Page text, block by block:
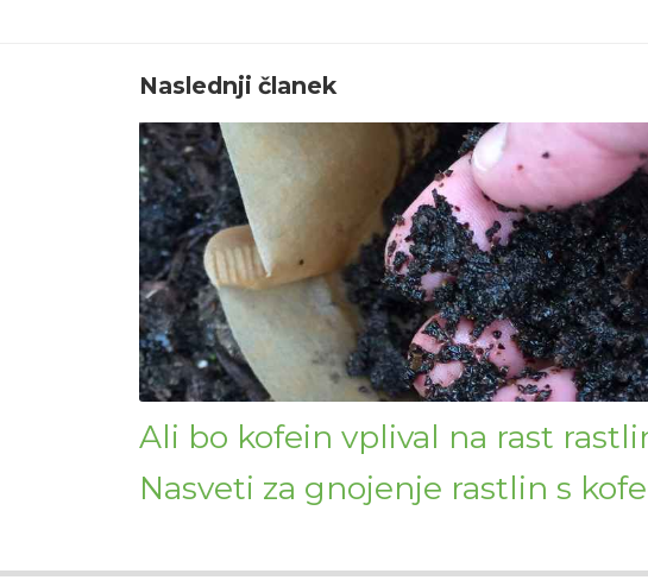
Naslednji članek
Ali bo kofein vplival na rast
Nasveti za gnojenje rastlin s